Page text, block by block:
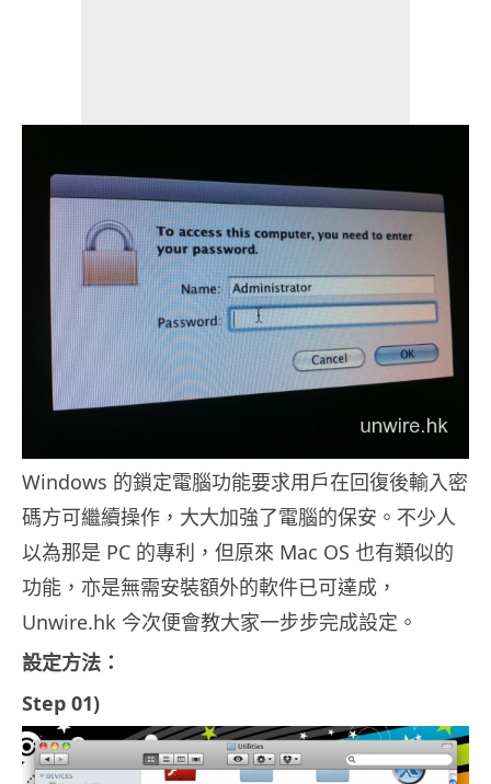
Windows 的鎖定電腦功能要求用戶在回復後輸入密
碼方可繼續操作，大大加強了電腦的保安。不少人
以為那是 PC 的專利，但原來 Mac OS 也有類似的
功能，亦是無需安裝額外的軟件已可達成，
Unwire.hk 今次便會教大家一步步完成設定。
設定方法：
Step 01)